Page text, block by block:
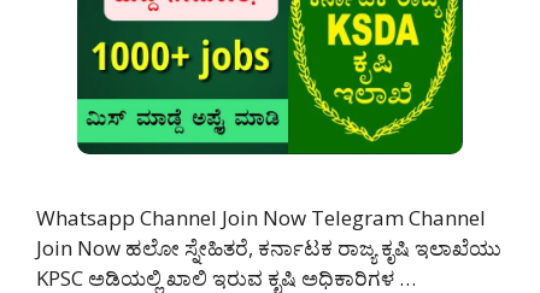
Whatsapp Channel Join Now Telegram Channel
Join Now ಹಲೋ ಸ್ನೇಹಿತರೆ, ಕರ್ನಾಟಕ ರಾಜ್ಯ ಕೃಷಿ ಇಲಾಖೆಯು
KPSC ಅಡಿಯಲ್ಲಿ ಖಾಲಿ ಇರುವ ಕೃಷಿ ಅಧಿಕಾರಿಗಳ …